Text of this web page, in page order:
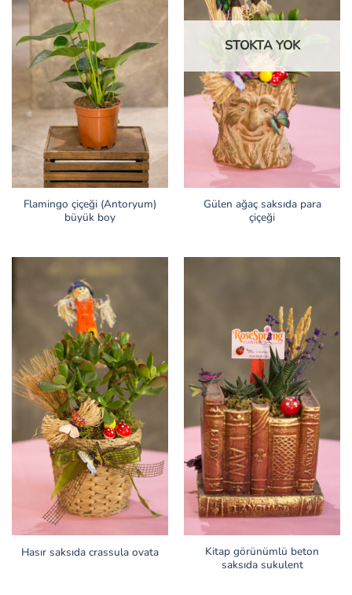
Flamingo çiçeği (Antoryum)
büyük boy
STOKTA YOK
Gülen ağaç saksıda para
çiçeği
Hasır saksıda crassula ovata
Kitap görünümlü beton
saksıda sukulent